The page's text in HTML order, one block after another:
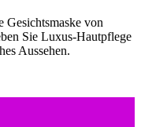
Gesichtsmaske von
Sie Luxus-Hautpflege
Aussehen.